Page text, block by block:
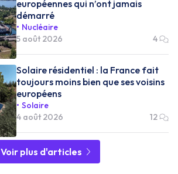
européennes qui n’ont jamais
démarré
Nucléaire
5 août 2026
4
Solaire résidentiel : la France fait
toujours moins bien que ses voisins
européens
Solaire
4 août 2026
12
Voir plus d'articles